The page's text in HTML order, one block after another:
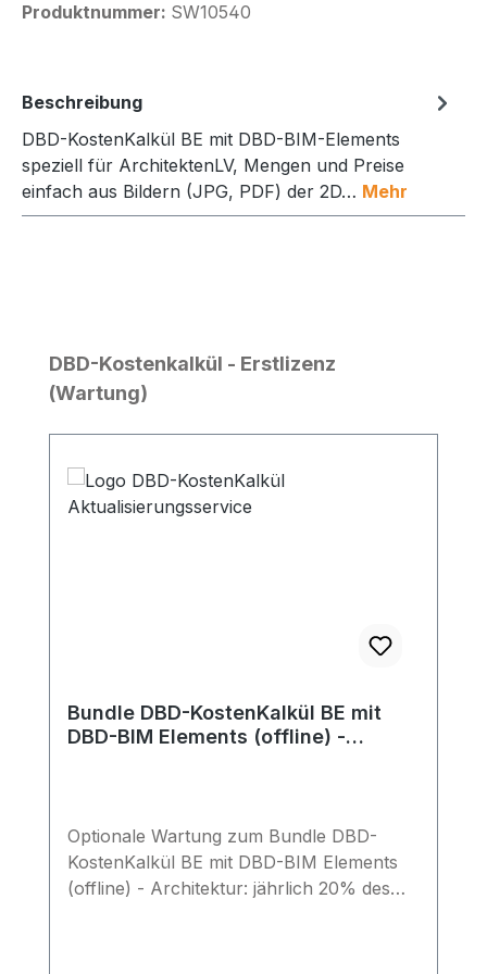
Produktnummer: SW10540
Beschreibung
DBD-KostenKalkül BE mit DBD-BIM-Elements
speziell für ArchitektenLV, Mengen und Preise
einfach aus Bildern (JPG, PDF) der 2D… Mehr
Produktgalerie überspringen
DBD-Kostenkalkül - Erstlizenz
(Wartung)
Bundle DBD-KostenKalkül BE mit
DBD-BIM Elements (offline) -
Optionale Wartung zum Bundle DBD-
KostenKalkül BE mit DBD-BIM Elements
(offline) - Architektur: jährlich 20% des